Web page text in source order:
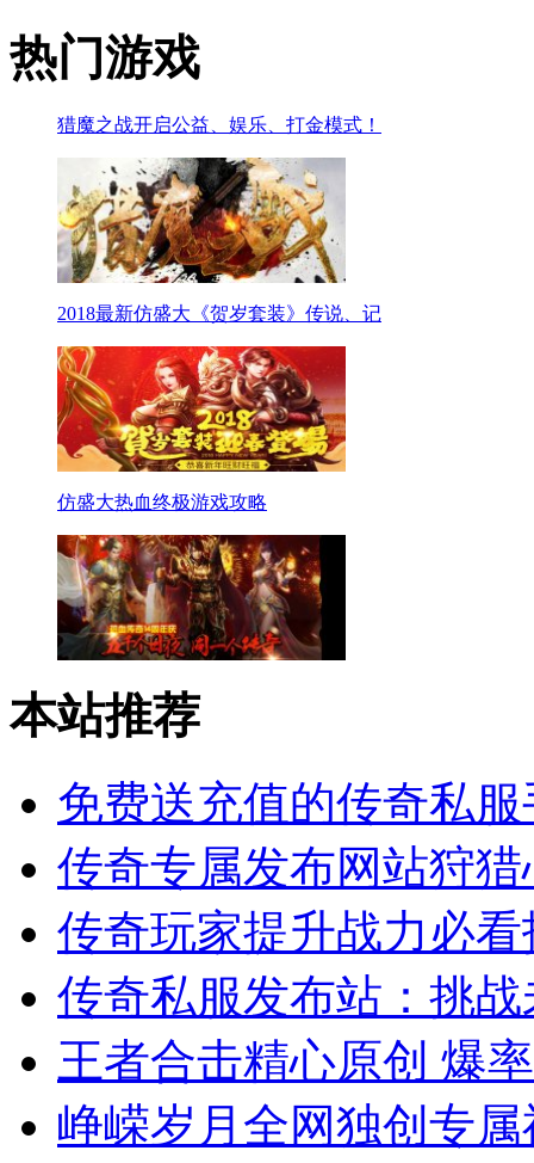
热门游戏
猎魔之战开启公益、娱乐、打金模式！
2018最新仿盛大《贺岁套装》传说、记
仿盛大热血终极游戏攻略
本站推荐
免费送充值的传奇私服
传奇专属发布网站狩
传奇玩家提升战力必看
传奇私服发布站：挑
王者合击精心原创 爆
峥嵘岁月全网独创专